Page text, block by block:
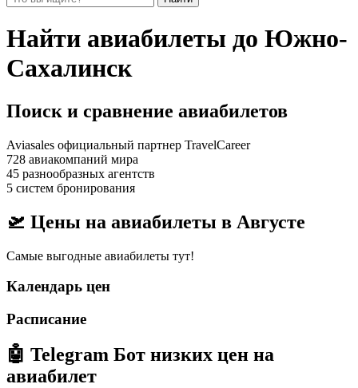
Найти авиабилеты до Южно-
Сахалинск
Поиск и сравнение авиабилетов
Aviasales официальный партнер TravelCareer
728 авиакомпаний мира
45 разнообразных агентств
5 систем бронирования
🛫 Цены на авиабилеты в Августе
Самые выгодные авиабилеты тут!
Календарь цен
Расписание
🤖 Telegram Бот низких цен на
авиабилет